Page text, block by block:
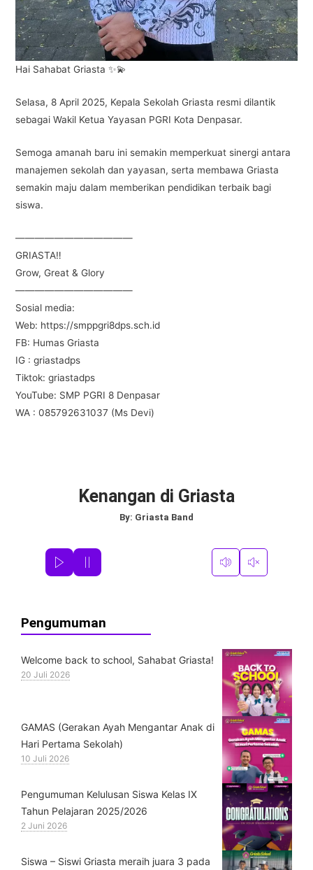
Hai Sahabat Griasta ✨💫
Selasa, 8 April 2025, Kepala Sekolah Griasta resmi dilantik
sebagai Wakil Ketua Yayasan PGRI Kota Denpasar.
Semoga amanah baru ini semakin memperkuat sinergi antara
manajemen sekolah dan yayasan, serta membawa Griasta
semakin maju dalam memberikan pendidikan terbaik bagi
siswa.
————————————
GRIASTA‼
Grow, Great & Glory
————————————
Sosial media:
Web: https://smppgri8dps.sch.id
FB: Humas Griasta
IG : griastadps
Tiktok: griastadps
YouTube: SMP PGRI 8 Denpasar
WA : 085792631037 (Ms Devi)
Kenangan di Griasta
By: Griasta Band
Pengumuman
Welcome back to school, Sahabat Griasta!
20 Juli 2026
GAMAS (Gerakan Ayah Mengantar Anak di
Hari Pertama Sekolah)
10 Juli 2026
Pengumuman Kelulusan Siswa Kelas IX
Tahun Pelajaran 2025/2026
2 Juni 2026
Siswa – Siswi Griasta meraih juara 3 pada